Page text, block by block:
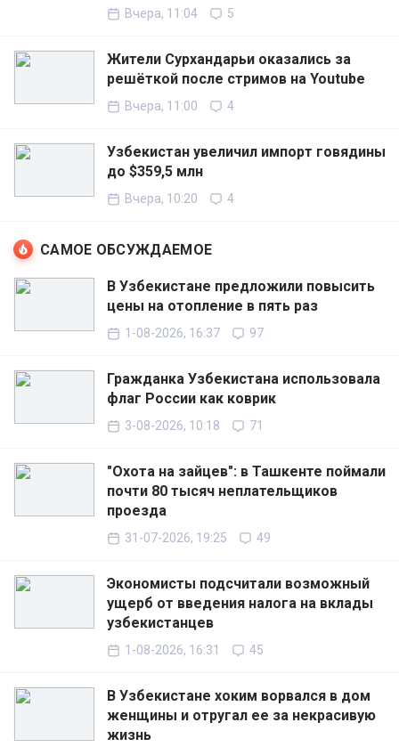
Вчера, 11:04 5
Жители Сурхандарьи оказались за
решёткой после стримов на Youtube
Вчера, 11:00 4
Узбекистан увеличил импорт говядины
до $359,5 млн
Вчера, 10:20 4
САМОЕ ОБСУЖДАЕМОЕ
В Узбекистане предложили повысить
цены на отопление в пять раз
1-08-2026, 16:37 97
Гражданка Узбекистана использовала
флаг России как коврик
3-08-2026, 10:18 71
"Охота на зайцев": в Ташкенте поймали
почти 80 тысяч неплательщиков
проезда
31-07-2026, 19:25 49
Экономисты подсчитали возможный
ущерб от введения налога на вклады
узбекистанцев
1-08-2026, 16:31 45
В Узбекистане хоким ворвался в дом
женщины и отругал ее за некрасивую
жизнь